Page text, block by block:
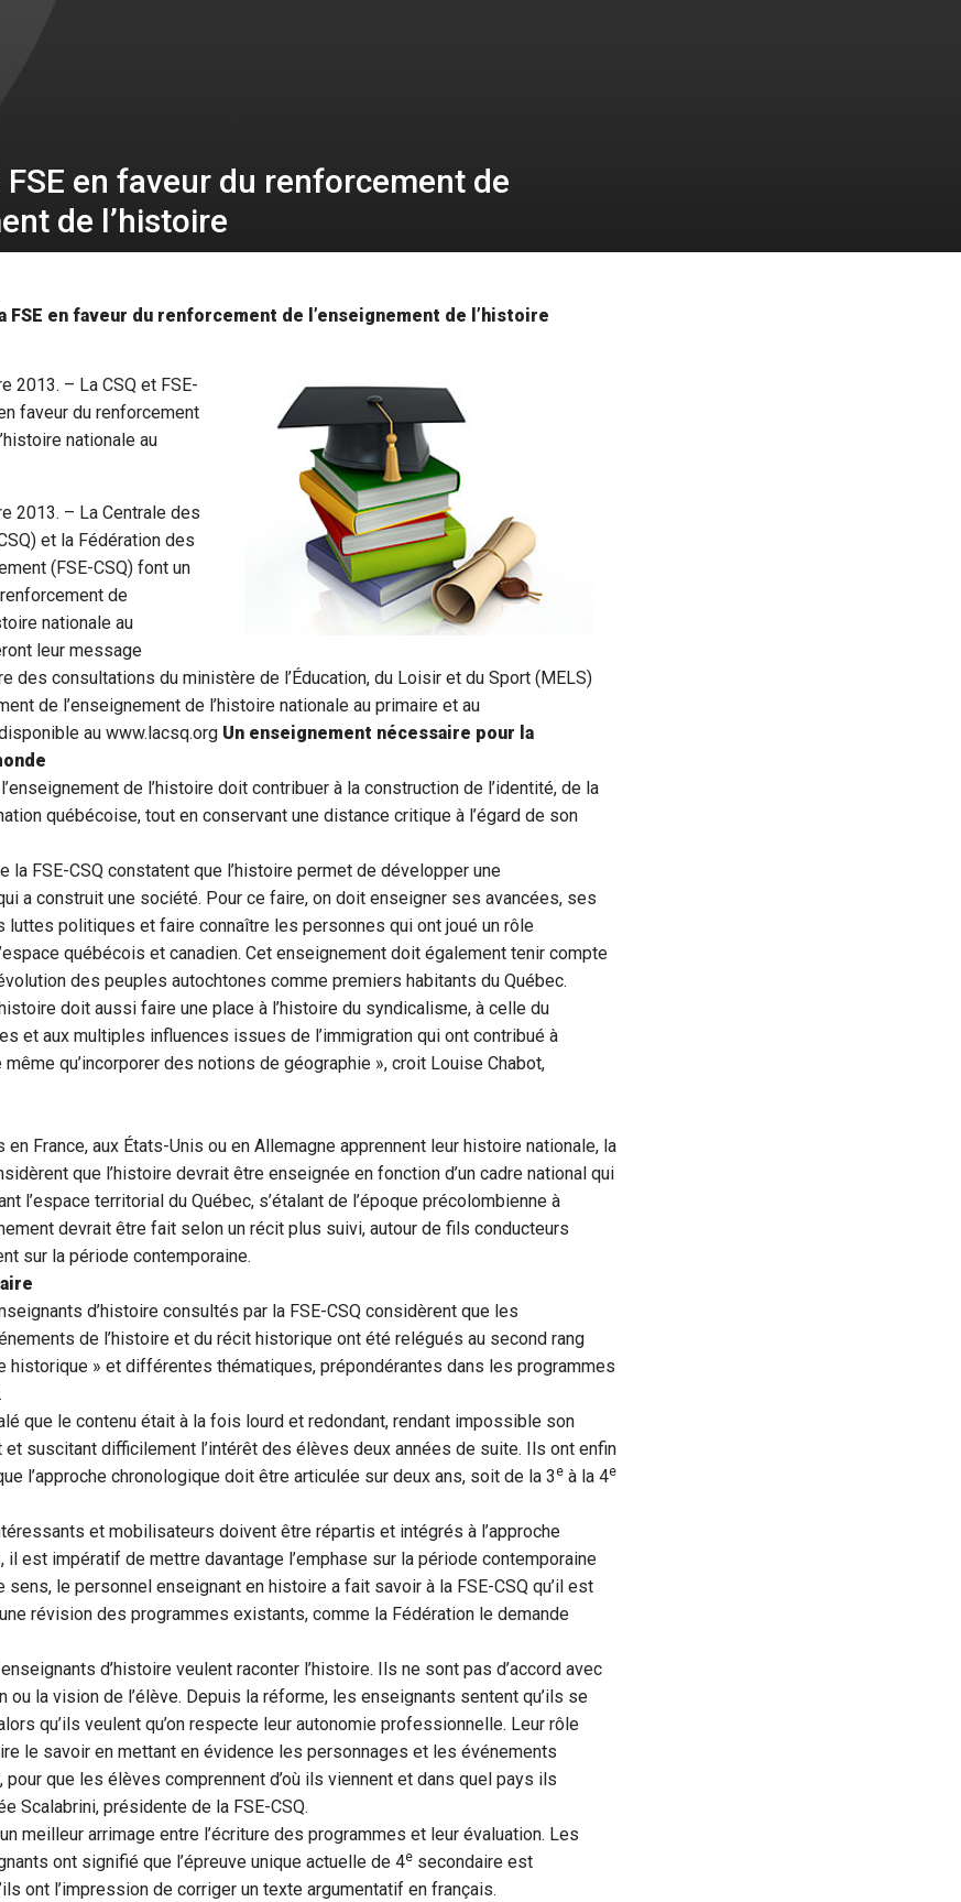
FSE en faveur du renforcement de
de l’histoire
FSE en faveur du renforcement de l’enseignement de l’histoire
2013. – La CSQ et FSE-
faveur du renforcement
nationale au
2013. – La Centrale des
et la Fédération des
(FSE-CSQ) font un
de
nationale au
leur message
des consultations du ministère de l’Éducation, du Loisir et du Sport (MELS)
de l’enseignement de l’histoire nationale au primaire et au
au www.lacsq.org Un enseignement nécessaire pour la
de l’histoire doit contribuer à la construction de l’identité, de la
québécoise, tout en conservant une distance critique à l’égard de son
la FSE-CSQ constatent que l’histoire permet de développer une
a construit une société. Pour ce faire, on doit enseigner ses avancées, ses
luttes politiques et faire connaître les personnes qui ont joué un rôle
québécois et canadien. Cet enseignement doit également tenir compte
des peuples autochtones comme premiers habitants du Québec.
doit aussi faire une place à l’histoire du syndicalisme, à celle du
et aux multiples influences issues de l’immigration qui ont contribué à
qu’incorporer des notions de géographie », croit Louise Chabot,
France, aux États-Unis ou en Allemagne apprennent leur histoire nationale, la
que l’histoire devrait être enseignée en fonction d’un cadre national qui
l’espace territorial du Québec, s’étalant de l’époque précolombienne à
devrait être fait selon un récit plus suivi, autour de fils conducteurs
sur la période contemporaine.
d’histoire consultés par la FSE-CSQ considèrent que les
de l’histoire et du récit historique ont été relégués au second rang
historique » et différentes thématiques, prépondérantes dans les programmes
que le contenu était à la fois lourd et redondant, rendant impossible son
suscitant difficilement l’intérêt des élèves deux années de suite. Ils ont enfin
l’approche chronologique doit être articulée sur deux ans, soit de la 3 e à la 4e
et mobilisateurs doivent être répartis et intégrés à l’approche
il est impératif de mettre davantage l’emphase sur la période contemporaine
sens, le personnel enseignant en histoire a fait savoir à la FSE-CSQ qu’il est
révision des programmes existants, comme la Fédération le demande
d’histoire veulent raconter l’histoire. Ils ne sont pas d’accord avec
ou la vision de l’élève. Depuis la réforme, les enseignants sentent qu’ils se
qu’ils veulent qu’on respecte leur autonomie professionnelle. Leur rôle
le savoir en mettant en évidence les personnages et les événements
pour que les élèves comprennent d’où ils viennent et dans quel pays ils
Scalabrini, présidente de la FSE-CSQ.
meilleur arrimage entre l’écriture des programmes et leur évaluation. Les
ont signifié que l’épreuve unique actuelle de 4e secondaire est
ont l’impression de corriger un texte argumentatif en français.